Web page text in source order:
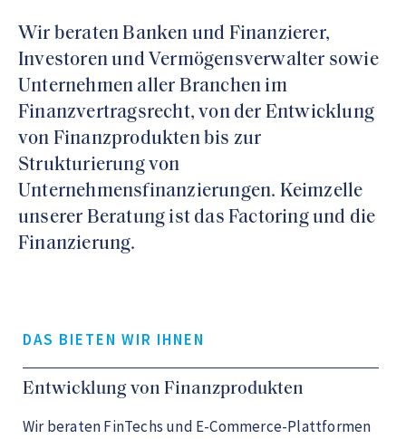
Wir beraten Banken und Finanzierer,
Investoren und Vermögensverwalter sowie
Unternehmen aller Branchen im
Finanzvertragsrecht, von der Entwicklung
von Finanzprodukten bis zur
Strukturierung von
Unternehmensfinanzierungen. Keimzelle
unserer Beratung ist das Factoring und die
Finanzierung.
DAS BIETEN WIR IHNEN
Entwicklung von Finanzprodukten
Wir beraten FinTechs und E-Commerce-Plattformen